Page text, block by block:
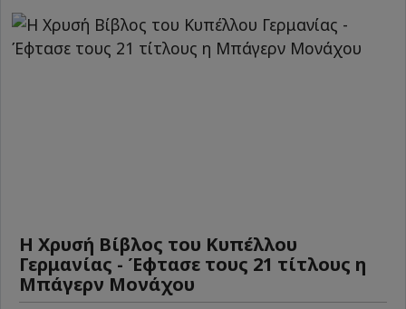
Η Χρυσή Βίβλος του Κυπέλλου
Γερμανίας - Έφτασε τους 21 τίτλους η
Μπάγερν Μονάχου